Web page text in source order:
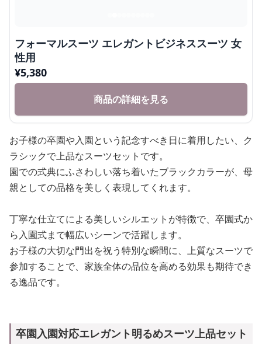
フォーマルスーツ エレガントビジネススーツ 女
性用
¥5,380
商品の詳細を見る
お子様の卒園や入園という記念すべき日に着用したい、ク
ラシックで上品なスーツセットです。
園での式典にふさわしい落ち着いたブラックカラーが、母
親としての品格を美しく表現してくれます。
丁寧な仕立てによる美しいシルエットが特徴で、卒園式か
ら入園式まで幅広いシーンで活躍します。
お子様の大切な門出を祝う特別な瞬間に、上質なスーツで
参加することで、家族全体の品位を高める効果も期待でき
る逸品です。
卒園入園対応エレガント明るめスーツ上品セット